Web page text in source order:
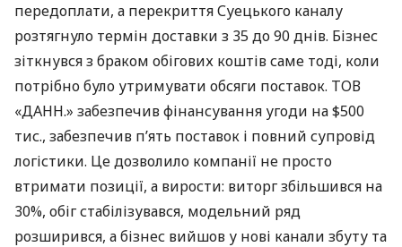
передоплати, а перекриття Суецького каналу
розтягнуло термін доставки з 35 до 90 днів. Бізнес
зіткнувся з браком обігових коштів саме тоді, коли
потрібно було утримувати обсяги поставок. ТОВ
«ДАНН.» забезпечив фінансування угоди на $500
тис., забезпечив п’ять поставок і повний супровід
логістики. Це дозволило компанії не просто
втримати позиції, а вирости: виторг збільшився на
30%, обіг стабілізувався, модельний ряд
розширився, а бізнес вийшов у нові канали збуту та